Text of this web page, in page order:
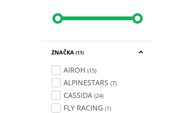
ZNAČKA (11)
AIROH (15)
ALPINESTARS (7)
CASSIDA (24)
FLY RACING (1)